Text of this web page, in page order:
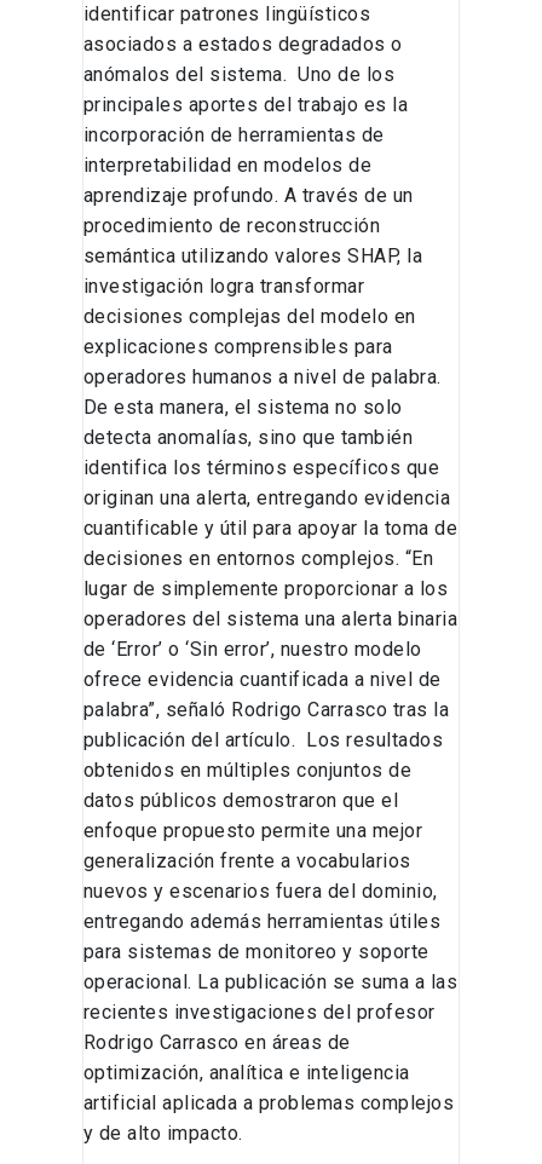
identificar patrones lingüísticos
asociados a estados degradados o
anómalos del sistema. Uno de los
principales aportes del trabajo es la
incorporación de herramientas de
interpretabilidad en modelos de
aprendizaje profundo. A través de un
procedimiento de reconstrucción
semántica utilizando valores SHAP, la
investigación logra transformar
decisiones complejas del modelo en
explicaciones comprensibles para
operadores humanos a nivel de palabra.
De esta manera, el sistema no solo
detecta anomalías, sino que también
identifica los términos específicos que
originan una alerta, entregando evidencia
cuantificable y útil para apoyar la toma de
decisiones en entornos complejos. “En
lugar de simplemente proporcionar a los
operadores del sistema una alerta binaria
de ‘Error’ o ‘Sin error’, nuestro modelo
ofrece evidencia cuantificada a nivel de
palabra”, señaló Rodrigo Carrasco tras la
publicación del artículo. Los resultados
obtenidos en múltiples conjuntos de
datos públicos demostraron que el
enfoque propuesto permite una mejor
generalización frente a vocabularios
nuevos y escenarios fuera del dominio,
entregando además herramientas útiles
para sistemas de monitoreo y soporte
operacional. La publicación se suma a las
recientes investigaciones del profesor
Rodrigo Carrasco en áreas de
optimización, analítica e inteligencia
artificial aplicada a problemas complejos
y de alto impacto.